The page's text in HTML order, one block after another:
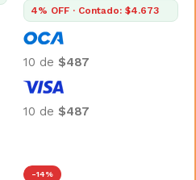
4% OFF · Contado: $4.673
10 de $487
10 de $487
-14%